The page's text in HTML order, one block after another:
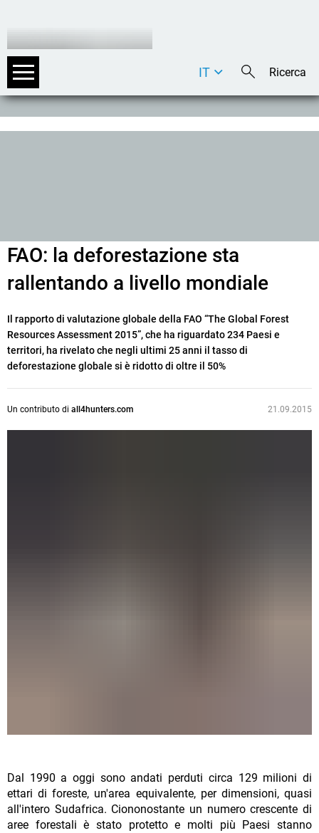
DE
IT
FAO: la deforestazione sta
rallentando a livello mondiale
Il rapporto di valutazione globale della FAO “The Global Forest
Resources Assessment 2015”, che ha riguardato 234 Paesi e
territori, ha rivelato che negli ultimi 25 anni il tasso di
deforestazione globale si è ridotto di oltre il 50%
Un contributo di all4hunters.com 21.09.2015
Dal 1990 a oggi sono andati perduti circa 129 milioni di
ettari di foreste, un'area equivalente, per dimensioni, quasi
all'intero Sudafrica. Ciononostante un numero crescente di
aree forestali è stato protetto e molti più Paesi stanno